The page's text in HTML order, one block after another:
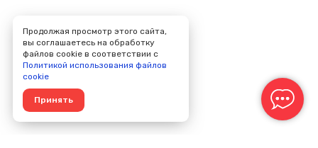
Продолжая просмотр этого сайта,
вы соглашаетесь на обработку
файлов cookie в соответствии с
Политикой использования файлов
cookie
Принять